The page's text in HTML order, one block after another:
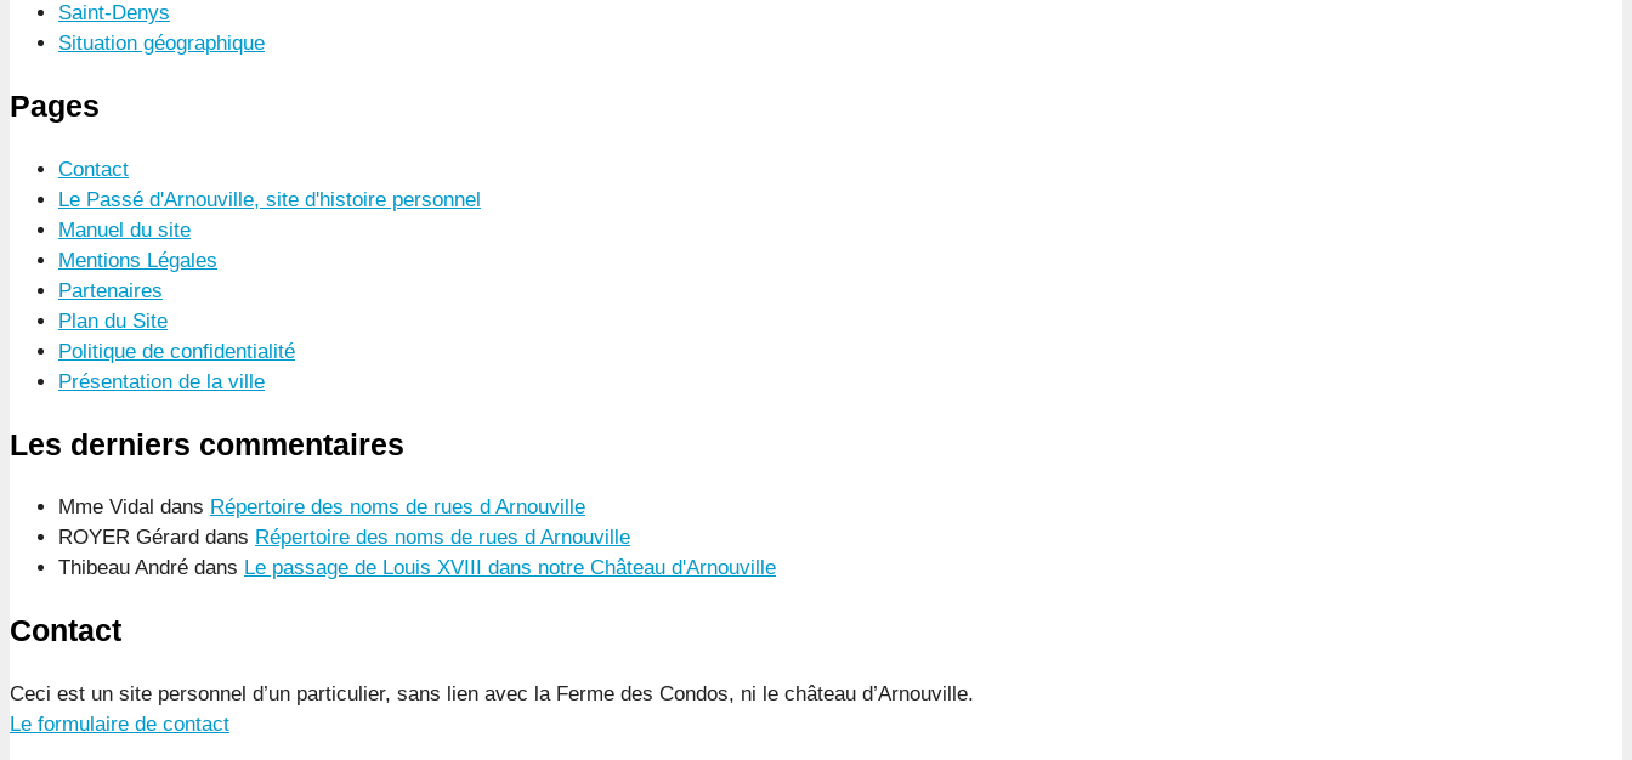
Saint-Denys
Situation géographique
Pages
Contact
Le Passé d'Arnouville, site d'histoire personnel
Manuel du site
Mentions Légales
Partenaires
Plan du Site
Politique de confidentialité
Présentation de la ville
Les derniers commentaires
Mme Vidal dans Répertoire des noms de rues d Arnouville
ROYER Gérard dans Répertoire des noms de rues d Arnouville
Thibeau André dans Le passage de Louis XVIII dans notre Château d'Arnouville
Contact
Ceci est un site personnel d’un particulier, sans lien avec la Ferme des Condos, ni le château d’Arnouville.
Le formulaire de contact